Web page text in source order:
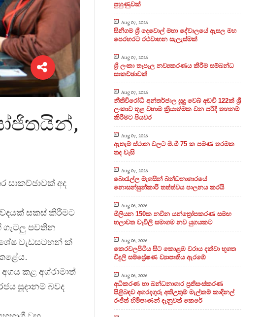
සාකච්ඡාවක් අද
සකස් කිරීමට
පවතින
වැඩසටහන් ක්
අගය කළ අග්රාමාත්
සූදානම් බවද
පුහුණුවක්
Aug 07, 2026
සීනිගම ශ්‍රී දෙවොල් මහා දේවාලයේ ඇසල මහ
පෙරහරට රථවාහන සැලැස්මක්
Aug 07, 2026
ශ්‍රී ලංකා තැපෑල නව්‍යකරණය කිරීම සම්බන්ධ
සාකච්ඡාවක්
Aug 07, 2026
නීතිවිරෝධී අන්තර්ජාල සූදු වෙබ් අඩවි 122ක් ශ්‍රී
ලංකාව තුළ වහාම ක්‍රියාත්මක වන පරිදි තහනම්
කිරීමට පියවර
Aug 07, 2026
ඇතැම් ස්ථාන වලට මි.මී 75 ක පමණ තරමක
තද වැසි
Aug 07, 2026
බොරැල්ල මැගසින් බන්ධනාගාරයේ
නොසන්සුන්කාරී තත්ත්වය පාලනය කරයි
Aug 06, 2026
මිලියන 150ක නවීන යන්ත්‍රෝපකරණ සමඟ
හලාවත වැවිලි සමාගම නව යුගයකට
Aug 06, 2026
කෙරවලපිටිය සිට කොළඹ වරාය දක්වා භූගත
විදුලි සම්ප්‍රේෂණ ව්‍යාපෘතිය ඇරඹේ
Aug 06, 2026
අධිකරණ හා බන්ධනාගාර ප්‍රතිසංස්කරණ
පිළිබඳව අගරදගුරු අතිඋතුම් මැල්කම් කාදිනල්
රංජිත් හිමිපාණන් දැනුවත් කෙරේ